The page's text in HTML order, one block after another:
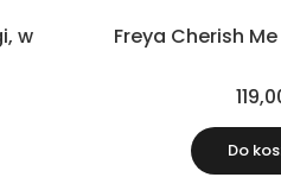
w
Freya Cherish
Do